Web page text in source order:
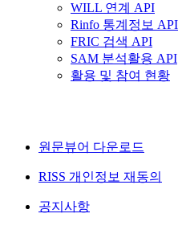
WILL 연계 API
Rinfo 통계정보 API
FRIC 검색 API
SAM 분석활용 API
활용 및 참여 현황
원문뷰어 다운로드
RISS 개인정보 재동의
공지사항